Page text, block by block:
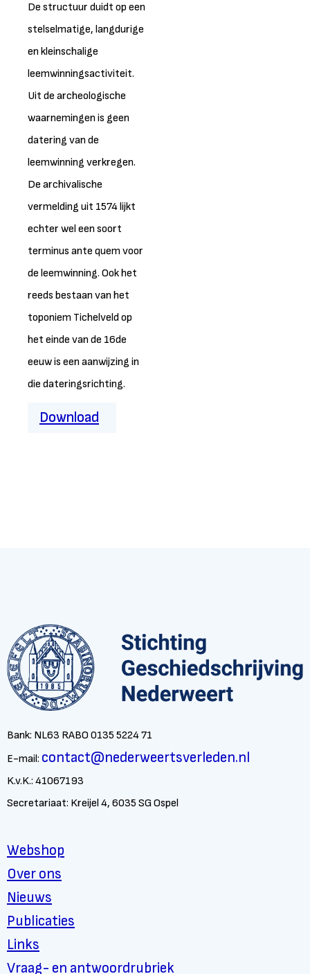
De structuur duidt op een
stelselmatige, langdurige
en kleinschalige
leemwinningsactiviteit.
Uit de archeologische
waarnemingen is geen
datering van de
leemwinning verkregen.
De archivalische
vermelding uit 1574 lijkt
echter wel een soort
terminus ante quem voor
de leemwinning. Ook het
reeds bestaan van het
toponiem Tichelveld op
het einde van de 16de
eeuw is een aanwijzing in
die dateringsrichting.
Download
Bank: NL63 RABO 0135 5224 71
E-mail: contact@nederweertsverleden.nl
K.v.K.: 41067193
Secretariaat: Kreijel 4, 6035 SG Ospel
Webshop
Over ons
Nieuws
Publicaties
Links
Vraag- en antwoordrubriek